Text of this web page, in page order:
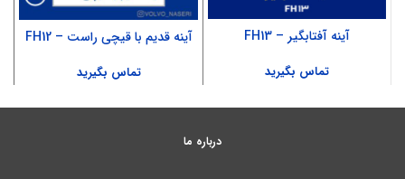
آینه آفتابگیر – FH13
تماس بگیرید
آینه قدیم با قیچی راست – FH12
تماس بگیرید
درباره ما